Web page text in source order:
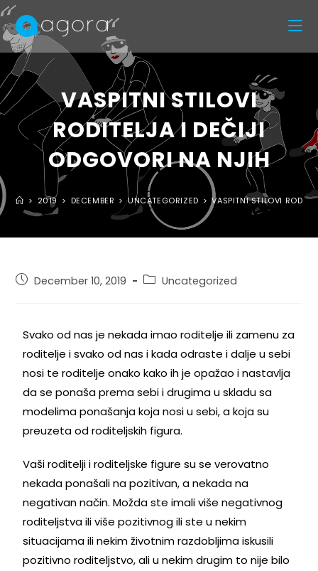
VASPITNI STILOVI
RODITELJA I DEČIJI
ODGOVORI NA NJIH
> 2019 > DECEMBER > UNCATEGORIZED > VASPITNI STILOVI
December 10, 2019 Uncategorized
Svako od nas je nekada imao roditelje ili zamenu za
roditelje i svako od nas i kada odraste i dalje u sebi
nosi te roditelje onako kako ih je opažao i nastavlja
da se ponaša prema sebi i drugima u skladu sa
modelima ponašanja koja nosi u sebi, a koja su
preuzeta od roditeljskih figura.
Vaši roditelji i roditeljske figure su se verovatno
nekada ponašali na pozitivan, a nekada na
negativan način. Možda ste imali više negativnog
roditeljstva ili više pozitivnog ili ste u nekim
situacijama ili nekim životnim razdobljima iskusili
pozitivno roditeljstvo, ali u nekim drugim to nije bilo